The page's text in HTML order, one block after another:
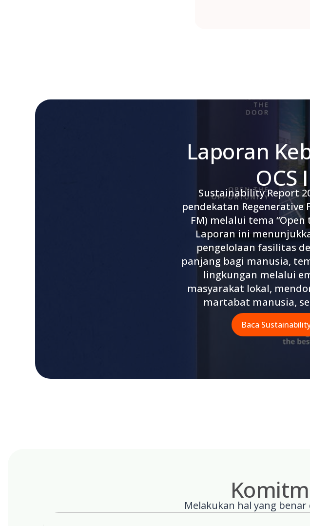
Laporan
OCS
Sustainability Report
pendekatan Regenerative
FM) melalui tema
Laporan ini
pengelolaan fasilitas
panjang bagi manusia,
lingkungan melalui
masyarakat lokal,
martabat manusia,
Baca
Melakukan hal yang benar